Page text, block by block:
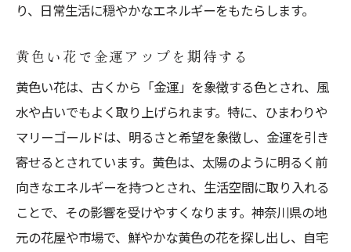
り、日常生活に穏やかなエネルギーをもたらします。
黄色い花で金運アップを期待する
黄色い花は、古くから「金運」を象徴する色とされ、風
水や占いでもよく取り上げられます。特に、ひまわりや
マリーゴールドは、明るさと希望を象徴し、金運を引き
寄せるとされています。黄色は、太陽のように明るく前
向きなエネルギーを持つとされ、生活空間に取り入れる
ことで、その影響を受けやすくなります。神奈川県の地
元の花屋や市場で、鮮やかな黄色の花を探し出し、自宅